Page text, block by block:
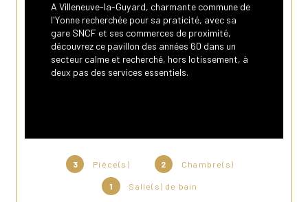
3 Pièce(s) 2 Chambre(s)
1 Salle(s) de bain
A Villeneuve-la-Guyard, charmante commune de
l'Yonne recherchée pour sa praticité, avec sa
gare SNCF et ses commerces de proximité,
découvrez ce pavillon des années 60 dans un
secteur calme et recherché, hors lotissement, à
deux pas des services essentiels.
- 69,5m² habitables,
- sous-sol total offrant de belles possibilités de
rangements ou d'aménagement,